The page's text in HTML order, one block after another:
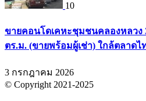
10
ขายคอนโดเคหะชุมชนคลองหลวง
ตร.ม. (ขายพร้อมผู้เช่า) ใกล้ตลาดไท
3 กรกฎาคม 2026
© Copyright 2021-2025